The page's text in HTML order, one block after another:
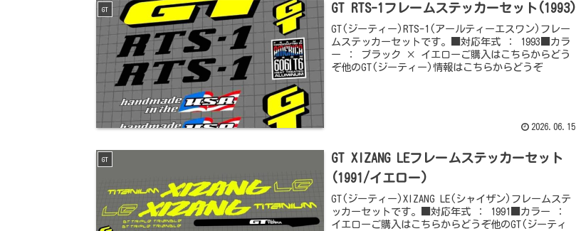
GT GT RTS-1フレームステッカーセット(1993)
GT(ジーティー)RTS-1(アールティーエスワン)フレー
ムステッカーセットです。■対応年式 ： 1993■カラ
ー ： ブラック × イエローご購入はこちらからどう
ぞ他のGT(ジーティー)情報はこちらからどうぞ
2026.06.15
GT
GT XIZANG LEフレームステッカーセット
(1991/イエロー)
GT(ジーティー)XIZANG LE(シャイザン)フレームステ
ッカーセットです。■対応年式 ： 1991■カラー ：
イエローご購入はこちらからどうぞ他のGT(ジーティ